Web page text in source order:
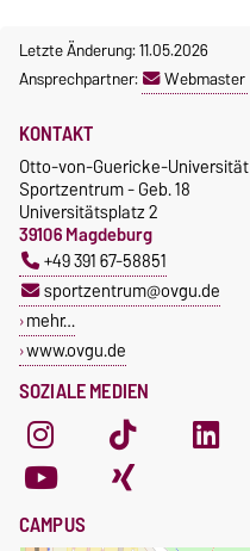
Letzte Änderung: 11.05.2026
Ansprechpartner:
Webmaster
SOZIALE MEDIEN
KONTAKT
Otto-von-Guericke-Universität
Sportzentrum - Geb. 18
Universitätsplatz 2
39106 Magdeburg
+49 391 67-58851
sportzentrum@ovgu.de
mehr…
www.ovgu.de
CAMPUS